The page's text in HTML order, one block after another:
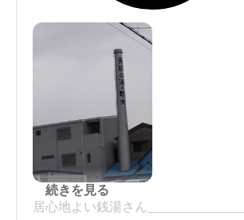
居心地よい銭湯さん________________
続きを見る